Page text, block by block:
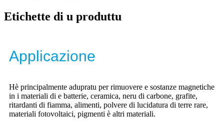
Etichette di u produttu
Applicazione
Hè principalmente adupratu per rimuovere e sostanze magnetiche
in i materiali di e batterie, ceramica, neru di carbone, grafite,
ritardanti di fiamma, alimenti, polvere di lucidatura di terre rare,
materiali fotovoltaici, pigmenti è altri materiali.